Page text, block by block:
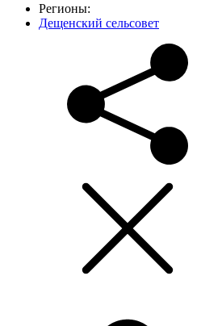
Регионы:
Дещенский сельсовет